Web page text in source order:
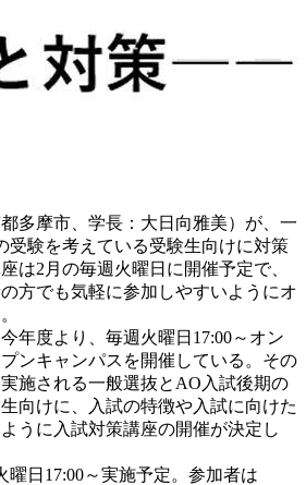
多摩市、学長：大日向雅美）が、一
受験を考えている受験生向けに対策
は2月の毎週火曜日に開催予定で、
方でも気軽に参加しやすいようにオ
年度より、毎週火曜日17:00～オン
ンキャンパスを開催している。その
施される一般選抜とAO入試後期の
向けに、入試の特徴や入試に向けた
うに入試対策講座の開催が決定し
日17:00～実施予定。参加者は